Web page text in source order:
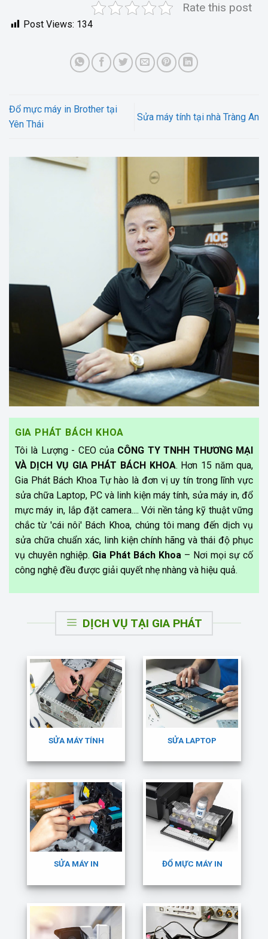
Rate this post
Post Views: 134
Đổ mực máy in Brother tại
Yên Thái
Sửa máy tính tại nhà Tràng An
GIA PHÁT BÁCH KHOA
Tôi là Lượng - CEO của CÔNG TY TNHH THƯƠNG MẠI
VÀ DỊCH VỤ GIA PHÁT BÁCH KHOA. Hơn 15 năm qua,
Gia Phát Bách Khoa Tự hào là đơn vị uy tín trong lĩnh vực
sửa chữa Laptop, PC và linh kiện máy tính, sửa máy in, đổ
mực máy in, lắp đặt camera.... Với nền tảng kỹ thuật vững
chắc từ 'cái nôi' Bách Khoa, chúng tôi mang đến dịch vụ
sửa chữa chuẩn xác, linh kiện chính hãng và thái độ phục
vụ chuyên nghiệp. Gia Phát Bách Khoa– Nơi mọi sự cố
công nghệ đều được giải quyết nhẹ nhàng và hiệu quả.
DỊCH VỤ TẠI GIA PHÁT
SỬA MÁY TÍNH SỬA LAPTOP
SỬA MÁY IN ĐỔ MỰC MÁY IN